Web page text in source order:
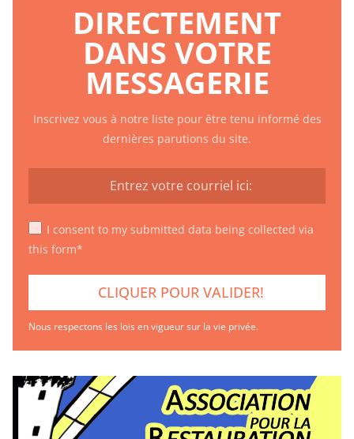
DIRECTEMENT
DANS VOTRE
MESSAGERIE
Inscrivez vous à notre liste pour être tenu informé des
dernières parutions du site.
I consent to my submitted data being collected via
this form*
Nous respectons les lois en vigueur sur la vie privée.